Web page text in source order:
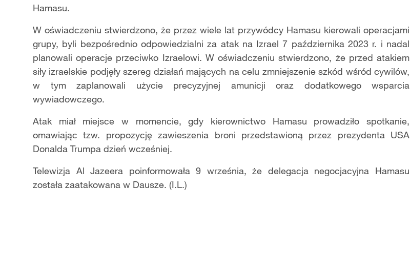
Hamasu.
W oświadczeniu stwierdzono, że przez wiele lat przywódcy Hamasu kierowali operacjami
grupy, byli bezpośrednio odpowiedzialni za atak na Izrael 7 października 2023 r. i nadal
planowali operacje przeciwko Izraelowi. W oświadczeniu stwierdzono, że przed atakiem
siły izraelskie podjęły szereg działań mających na celu zmniejszenie szkód wśród cywilów,
w tym zaplanowali użycie precyzyjnej amunicji oraz dodatkowego wsparcia
wywiadowczego.
Atak miał miejsce w momencie, gdy kierownictwo Hamasu prowadziło spotkanie,
omawiając tzw. propozycję zawieszenia broni przedstawioną przez prezydenta USA
Donalda Trumpa dzień wcześniej.
Telewizja Al Jazeera poinformowała 9 września, że delegacja negocjacyjna Hamasu
została zaatakowana w Dausze. (I.L.)